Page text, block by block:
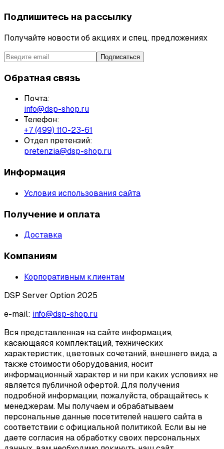
Подпишитесь на рассылку
Получайте новости об акциях и спец. предложениях
Подписаться
Обратная связь
Почта:
info@dsp-shop.ru
Телефон:
+7 (499) 110-23-61
Отдел претензий:
pretenzia@dsp-shop.ru
Информация
Условия использования сайта
Получение и оплата
Доставка
Компаниям
Корпоративным клиентам
DSP Server Option 2025
e-mail: info@dsp-shop.ru
Вся представленная на сайте информация,
касающаяся комплектаций, технических
характеристик, цветовых сочетаний, внешнего вида, а
также стоимости оборудования, носит
информационный характер и ни при каких условиях не
является публичной офертой. Для получения
подробной информации, пожалуйста, обращайтесь к
менеджерам. Мы получаем и обрабатываем
персональные данные посетителей нашего сайта в
соответствии с официальной политикой. Если вы не
даете согласия на обработку своих персональных